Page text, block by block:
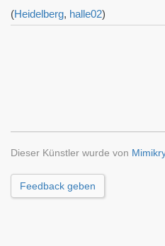
(Heidelberg, halle02)
Dieser Künstler wurde von
Feedback geben